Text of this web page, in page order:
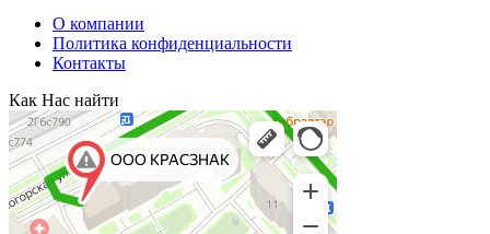
О компании
Политика конфиденциальности
Контакты
Как Нас найти